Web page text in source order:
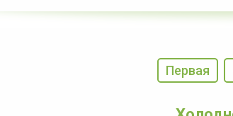
Первая